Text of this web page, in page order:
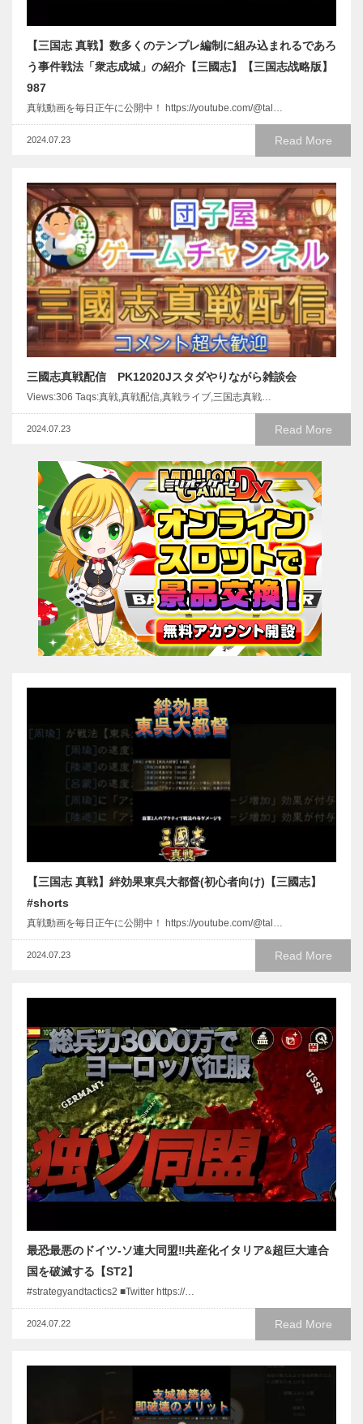
【三国志 真戦】数多くのテンプレ編制に組み込まれるであろ
う事件戦法「衆志成城」の紹介【三國志】【三国志战略版】
987
真戦動画を毎日正午に公開中！ https://youtube.com/@tal…
Read More
2024.07.23
三國志真戦配信 PK12020Jスタダやりながら雑談会
Views:306 Taqs:真戦,真戦配信,真戦ライブ,三国志真戦…
Read More
2024.07.23
【三国志 真戦】絆効果東呉大都督(初心者向け)【三國志】
#shorts
真戦動画を毎日正午に公開中！ https://youtube.com/@tal…
Read More
2024.07.23
最恐最悪のドイツ-ソ連大同盟‼︎共産化イタリア&超巨大連合
国を破滅する【ST2】
#strategyandtactics2 ■Twitter https://…
Read More
2024.07.22